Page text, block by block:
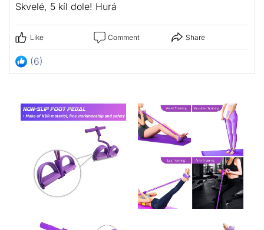
Skvelé, 5 kíl dole! Hurá
Like Comment Share
(6)